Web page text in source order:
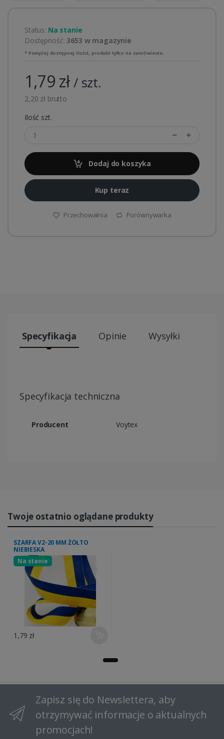
Status: Na stanie
Dostępność:3653 w magazynie
* Powyżej dostępnej ilości, produkt tylko na zamówienie.
1,79 zł / szt.
2,20 zł brutto
Ilość szt.
Dodaj do koszyka
Kup teraz
Przechowalnia Porównywarka
Specyfikacja Opinie Wysyłki
Specyfikacja techniczna
Producent Voytex
Twoje ostatnio oglądane produkty
SZARFA V2-20 MM ŻÓŁTO
NIEBIESKA
Na stanie
1,79 zł
Zapisz się do Newslettera, aby
otrzymywać informacje o aktualnych
promocjach!